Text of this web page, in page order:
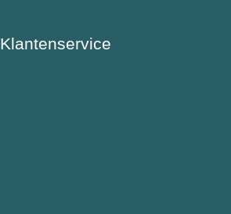
Diabetes / Suikerziekte
Klantenservice